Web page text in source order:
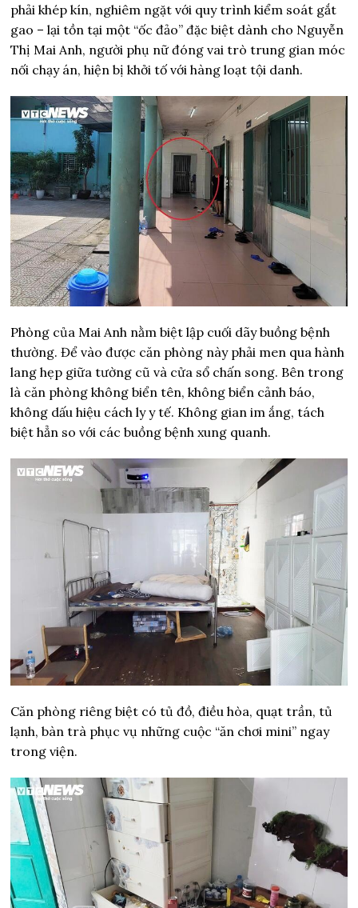
phải khép kín, nghiêm ngặt với quy trình kiểm soát gắt
gao – lại tồn tại một “ốc đảo” đặc biệt dành cho Nguyễn
Thị Mai Anh, người phụ nữ đóng vai trò trung gian móc
nối chạy án, hiện bị khởi tố với hàng loạt tội danh.
Phòng của Mai Anh nằm biệt lập cuối dãy buồng bệnh
thường. Để vào được căn phòng này phải men qua hành
lang hẹp giữa tường cũ và cửa sổ chấn song. Bên trong
là căn phòng không biển tên, không biển cảnh báo,
không dấu hiệu cách ly y tế. Không gian im ắng, tách
biệt hẳn so với các buồng bệnh xung quanh.
Căn phòng riêng biệt có tủ đồ, điều hòa, quạt trần, tủ
lạnh, bàn trà phục vụ những cuộc “ăn chơi mini” ngay
trong viện.